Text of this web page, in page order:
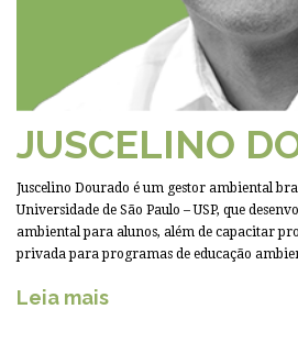
JUSCELINO
Juscelino Dourado é um gestor ambiental
Universidade de São Paulo – USP, que
ambiental para alunos, além de capacitar
privada para programas de educação
Leia mais